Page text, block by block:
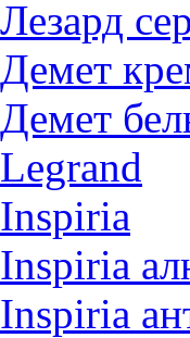
Лезард
Демет
Демет
Legrand
Inspiria
Inspiria
Inspiria